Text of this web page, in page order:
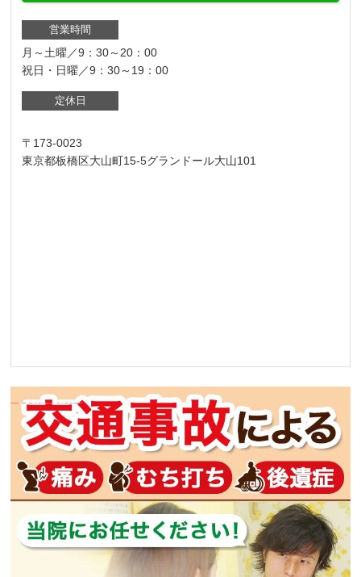
営業時間
月～土曜／9：30～20：00
祝日・日曜／9：30～19：00
定休日
〒173-0023
東京都板橋区大山町15-5グランドール大山101